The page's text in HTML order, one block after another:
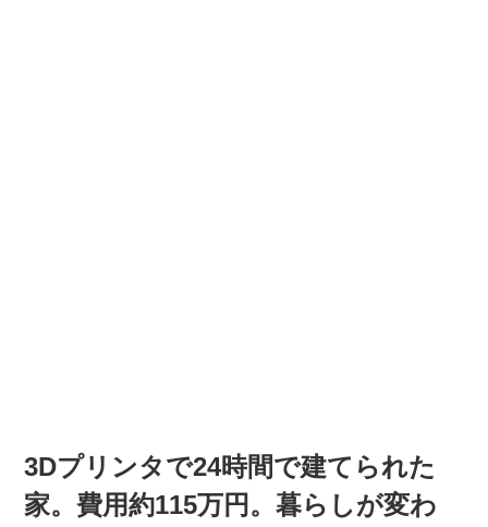
3Dプリンタで24時間で建てられた
家。費用約115万円。暮らしが変わ